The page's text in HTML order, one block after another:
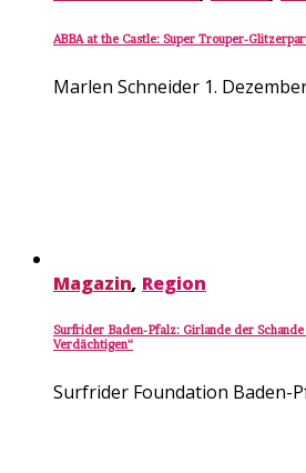
ABBA at the Castle: Super Trouper-
Marlen Schneider 1.
Magazin, Region
Surfrider Baden-Pfalz: Girlande der
Verdächtigen“
Surfrider Foundation Baden-